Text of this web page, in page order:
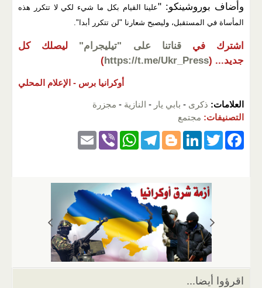
وأضاف بوروشينكو: "علينا القيام بكل ما شيء لكي لا تتكرر هذه
المأساة في المستقبل، وليصبح شعارنا "لن تتكرر أبدا".
اشترك في قناتنا على "تيليجرام"
ليصلك كل
جديد... (
https://t.me/Ukr_Press
)
أوكرانيا برس - الإعلام المحلي
العلامات: ذكرى - بابي يار - النازية - مجزرة
التصنيفات: مجتمع
F
k
T
er
Li
e
dI
n
Bl
g
er
T
gr
a
m
W
s
A
p
p
Vi
اقرؤوا أيضا...